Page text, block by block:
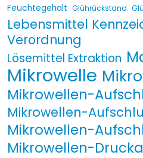
Feuchtegehalt Glührückstand
Lebensmittel
Verordnung
Lösemittel Extraktion
Mikrowelle
Mikrowellen-
Mikrowellen-
Mikrowellen-
Mikrowellen-